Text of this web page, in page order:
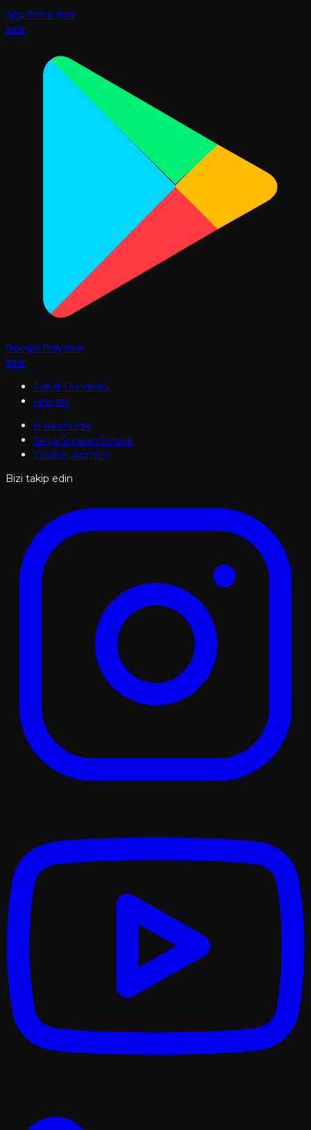
App Store'dan
İndir
Google Play'den
İndir
Sanat Gündemi
İletişim
Hakkımızda
Sıkça Sorulan Sorular
Yasal Hükümler
Bizi takip edin